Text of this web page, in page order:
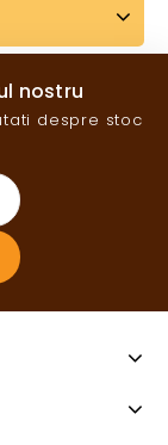
nostru
despre stoc